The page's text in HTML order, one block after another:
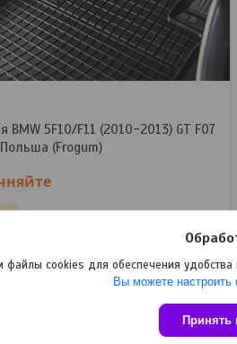
BMW 5F10/F11 (2010-2013) GT F07
(Frogum)
Сайт
Политика
файлы cookies для обеспечения
Вы можете
Принять